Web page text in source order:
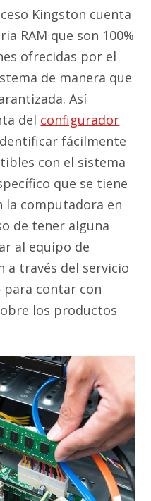
Kingston cuenta
RAM que son 100%
ofrecidas por el
de manera que
Así
del configurador
fácilmente
con el sistema
que se tiene
la computadora en
de tener alguna
al equipo de
a través del servicio
para contar con
los productos